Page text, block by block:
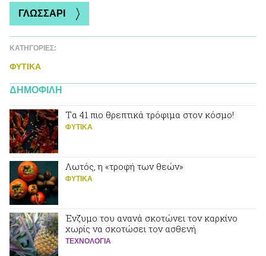
ΓΛΩΣΣΑΡΙ
ΚΑΤΗΓΟΡΙΕΣ:
ΦΥΤΙΚA
ΔΗΜΟΦΙΛΗ
Tα 41 πιο θρεπτικά τρόφιμα στον κόσμο!
ΦΥΤΙΚA
Λωτός, η «τροφή των θεών»
ΦΥΤΙΚA
Ένζυμο του ανανά σκοτώνει τον καρκίνο
χωρίς να σκοτώσει τον ασθενή
ΤΕΧΝΟΛΟΓΙΑ